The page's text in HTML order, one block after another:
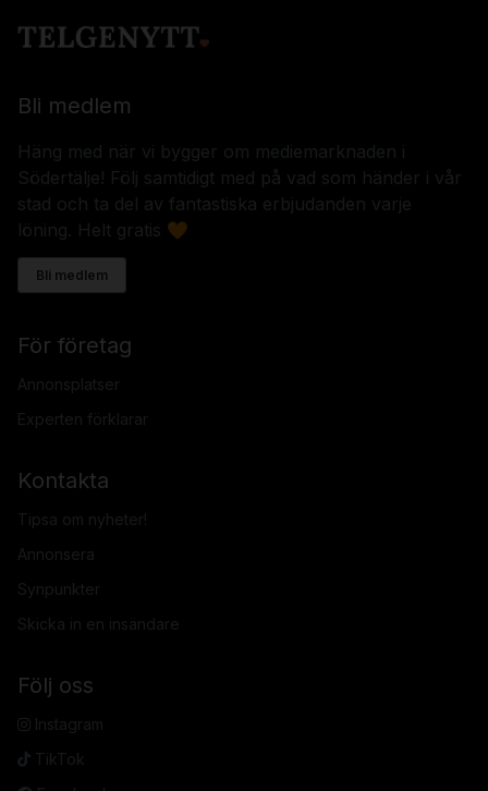
Bli medlem
Häng med när vi bygger om mediemarknaden i
Södertälje! Följ samtidigt med på vad som händer i vår
stad och ta del av fantastiska erbjudanden varje
löning. Helt gratis 🧡
Bli medlem
För företag
Annonsplatser
Experten förklarar
Kontakta
Tipsa om nyheter!
Annonsera
Synpunkter
Skicka in en insändare
Följ oss
Instagram
TikTok